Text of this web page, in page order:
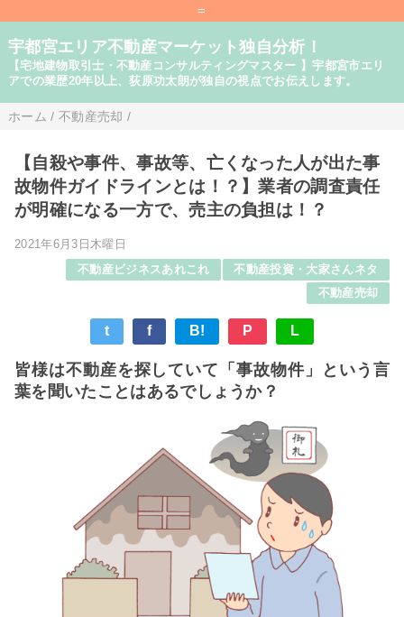
=
宇都宮エリア不動産マーケット独自分析！
【宅地建物取引士・不動産コンサルティングマスター 】宇都宮市エリ
アでの業歴20年以上、荻原功太朗が独自の視点でお伝えします。
ホーム / 不動産売却 /
【自殺や事件、事故等、亡くなった人が出た事
故物件ガイドラインとは！？】業者の調査責任
が明確になる一方で、売主の負担は！？
2021年6月3日木曜日
不動産ビジネスあれこれ
不動産投資・大家さんネタ
不動産売却
t f B! P L
皆様は不動産を探していて 「事故物件」
という言
葉を聞いたことはあるでしょうか？